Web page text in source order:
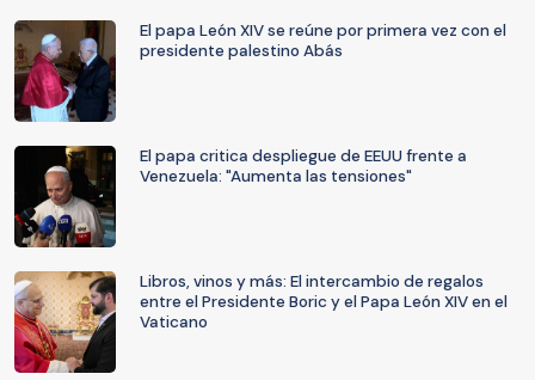
El papa León XIV se reúne por primera vez con el
presidente palestino Abás
El papa critica despliegue de EEUU frente a
Venezuela: "Aumenta las tensiones"
Libros, vinos y más: El intercambio de regalos
entre el Presidente Boric y el Papa León XIV en el
Vaticano